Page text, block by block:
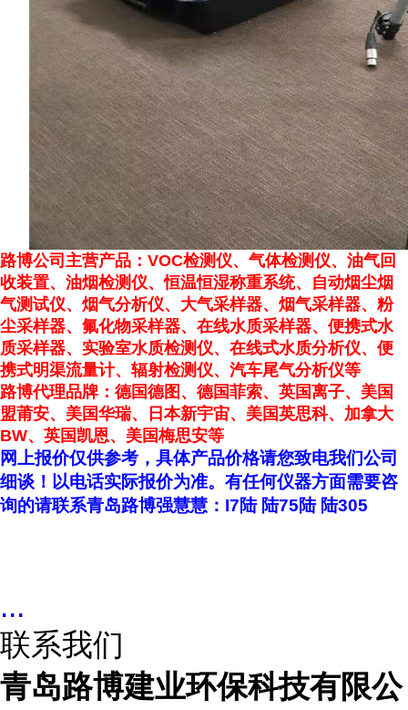
路博公司主营产品：VOC检测仪、气体检测仪、 油气回
收装置、 油烟检测仪、恒温恒湿称重系统、自动烟尘烟
气测试仪、烟气分析仪、大气采样器、烟气采样器、粉
尘采样器、氟化物采样器、在线水质采样器、便携式水
质采样器、实验室水质检测仪、在线式水质分析仪、便
携式明渠流量计、辐射检测仪、汽车尾气分析仪等
路博代理品牌：德国德图 、德国菲索、英国离子、美国
盟莆安、美国华瑞、日本新宇宙、美国英思科、加拿大
BW、英国凯恩、美国梅思安等
网上报价仅供参考，具体产品价格请您致电我们公司
细谈！以电话实际报价为准。 有任何仪器方面需要咨
询的请联系青岛路博强慧慧 ： I7陆 陆75陆 陆305
...
联系我们
青岛路博建业环保科技有限公